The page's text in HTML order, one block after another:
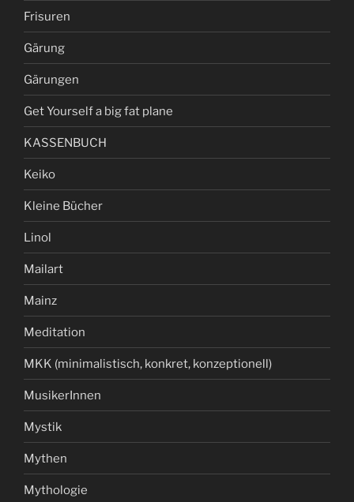
Frisuren
Gärung
Gärungen
Get Yourself a big fat plane
KASSENBUCH
Keiko
Kleine Bücher
Linol
Mailart
Mainz
Meditation
MKK (minimalistisch, konkret, konzeptionell)
MusikerInnen
Mystik
Mythen
Mythologie